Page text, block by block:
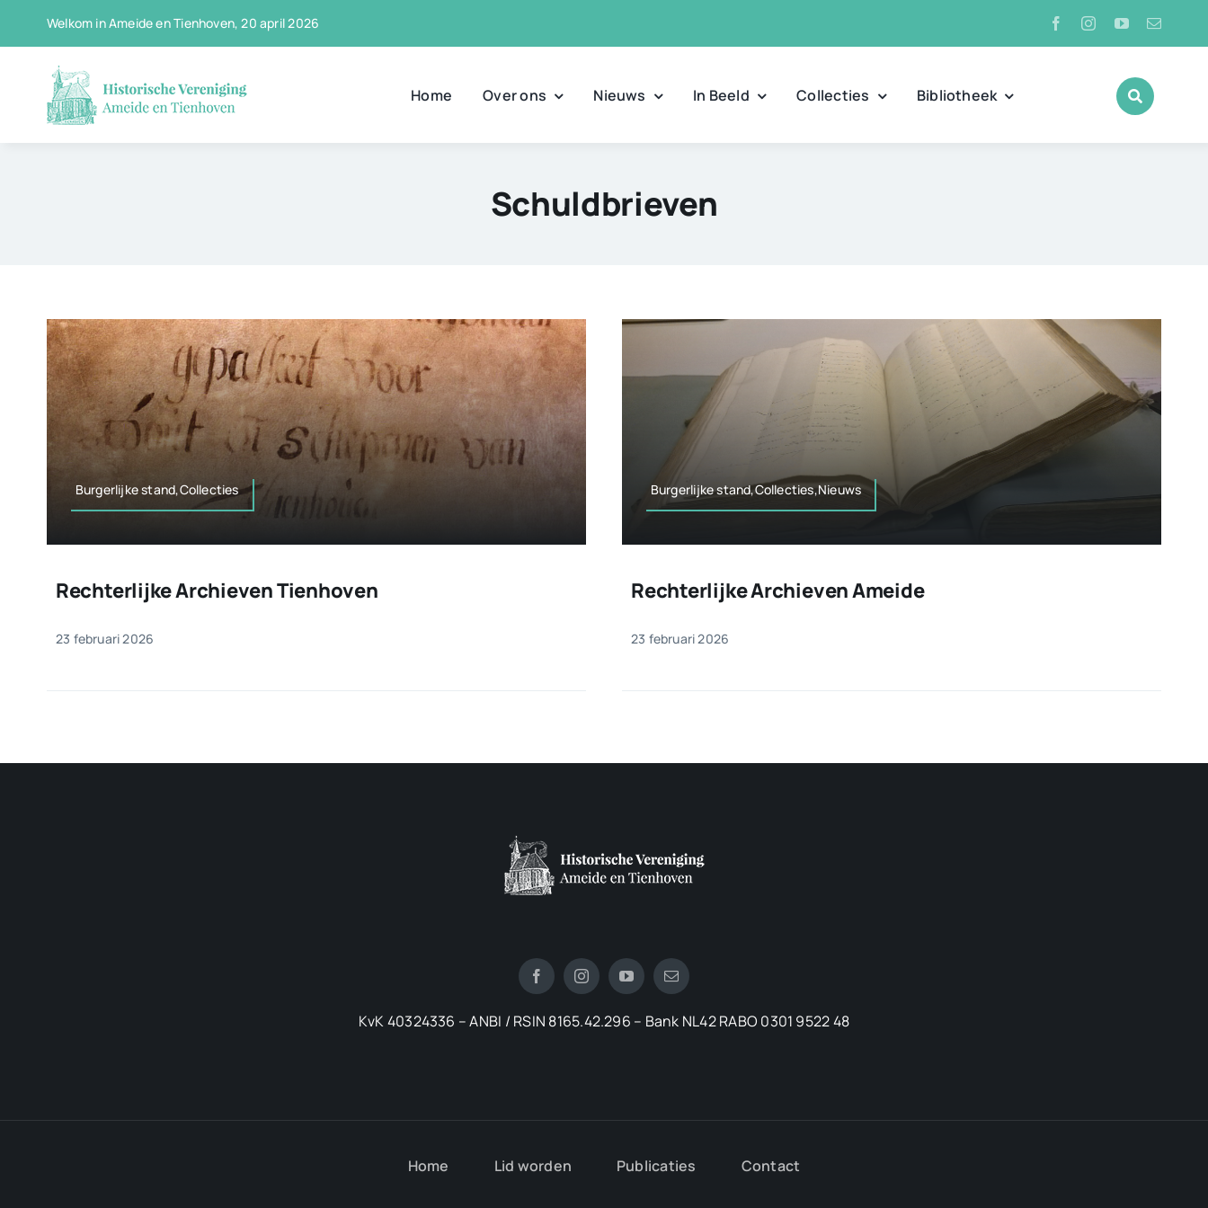
Welkom in Ameide en Tienhoven, 20 april 2026
Home Over ons Nieuws In Beeld Collecties Bibliotheek
Schuldbrieven
Burgerlijke stand,Collecties
Rechterlijke Archieven Tienhoven
23 februari 2026
Burgerlijke stand,Collecties,Nieuws
Rechterlijke Archieven Ameide
23 februari 2026
KvK 40324336 – ANBI / RSIN 8165.42.296 – Bank NL42 RABO 0301 9522 48
Home Lid worden Publicaties Contact